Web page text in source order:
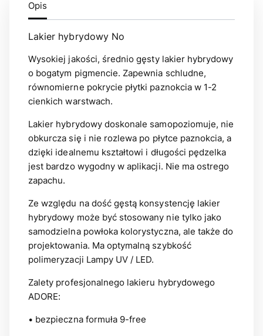
Opis
Lakier hybrydowy No
Wysokiej jakości, średnio gęsty lakier hybrydowy
o bogatym pigmencie. Zapewnia schludne,
równomierne pokrycie płytki paznokcia w 1-2
cienkich warstwach.
Lakier hybrydowy doskonale samopoziomuje, nie
obkurcza się i nie rozlewa po płytce paznokcia, a
dzięki idealnemu kształtowi i długości pędzelka
jest bardzo wygodny w aplikacji. Nie ma ostrego
zapachu.
Ze względu na dość gęstą konsystencję lakier
hybrydowy może być stosowany nie tylko jako
samodzielna powłoka kolorystyczna, ale także do
projektowania. Ma optymalną szybkość
polimeryzacji Lampy UV / LED.
Zalety profesjonalnego lakieru hybrydowego
ADORE:
• bezpieczna formuła 9-free